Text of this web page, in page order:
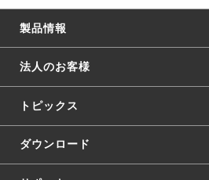
製品情報
法人のお客様
トピックス
ダウンロード